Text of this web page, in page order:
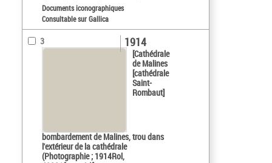
Documents iconographiques
Consultable sur Gallica
3
[Cathédrale
de Malines
[cathédrale
Saint-
Rombaut]
bombardement de Malines, trou dans
l'extérieur de la cathédrale
(Photographie ; 1914Rol,
1914